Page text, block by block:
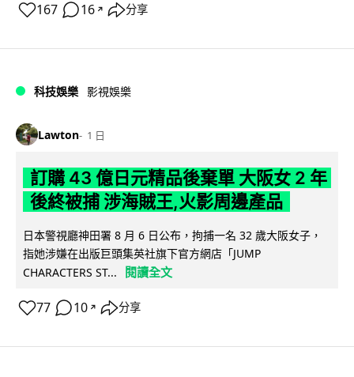
167 16 ↗ 分享
科技娛樂 影視娛樂
Lawton 1 日
訂購 43 億日元精品後棄單 大阪女 2 年
後終被捕 涉海賊王,火影周邊產品
日本警視廳神田署 8 月 6 日公布，拘捕一名 32 歲大阪女子，
指她涉嫌在出版巨頭集英社旗下官方網店「JUMP
CHARACTERS ST...
閱讀全文
77 10 ↗ 分享